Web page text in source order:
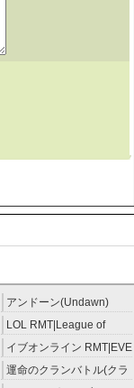
アンドーン(Undawn)
RMT
LOL RMT|League of
Legends RMT
イブオンライン RMT|EVE
RMT
運命のクランバトル(クラ